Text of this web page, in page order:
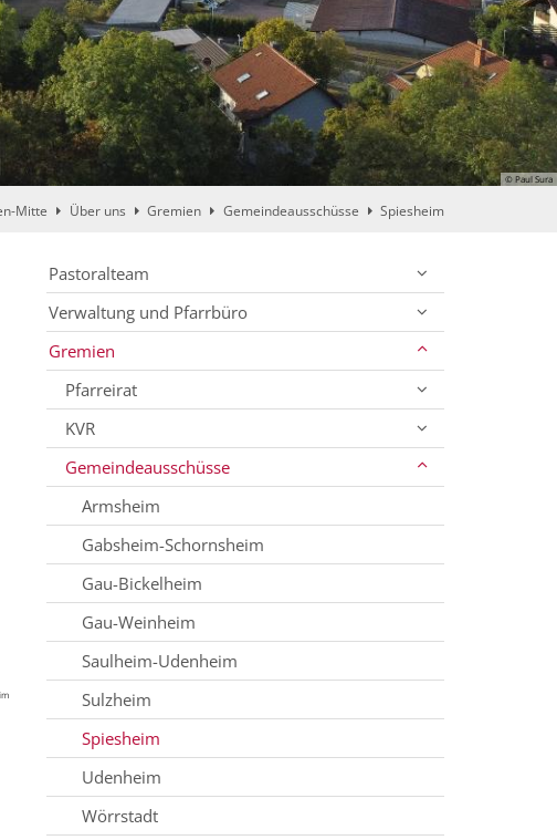
© Paul Sura
Mitte Über uns Gremien Gemeindeausschüsse Spiesheim
Pastoralteam
Verwaltung und Pfarrbüro
Gremien
Pfarreirat
KVR
Gemeindeausschüsse
Armsheim
Gabsheim-Schornsheim
Gau-Bickelheim
Gau-Weinheim
Saulheim-Udenheim
Sulzheim
Spiesheim
Udenheim
Wörrstadt